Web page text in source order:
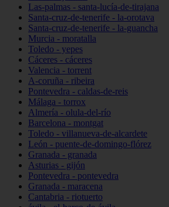
Las-palmas - santa-lucía-de-tirajana
Santa-cruz-de-tenerife - la-orotava
Santa-cruz-de-tenerife - la-guancha
Murcia - moratalla
Toledo - yepes
Cáceres - cáceres
Valencia - torrent
A-coruña - ribeira
Pontevedra - caldas-de-reis
Málaga - torrox
Almería - olula-del-río
Barcelona - montgat
Toledo - villanueva-de-alcardete
León - puente-de-domingo-flórez
Granada - granada
Asturias - gijón
Pontevedra - pontevedra
Granada - maracena
Cantabria - riotuerto